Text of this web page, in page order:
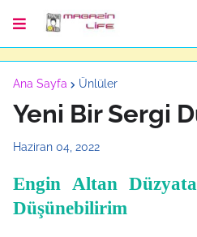
Ana Sayfa Ünlüler
Yeni Bir Sergi
Haziran 04, 2022
Engin Altan
Düşünebilirim